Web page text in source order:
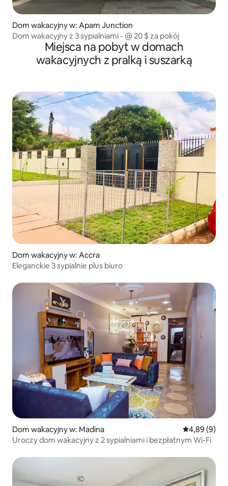
Dom wakacyjny w: Apam Junction
Dom wakacyjny z 3 sypialniami - @ 20 $ za pokój
Miejsca na pobyt w domach
wakacyjnych z pralką i suszarką
Dom wakacyjny w: Accra
Eleganckie 3 sypialnie plus biuro
Dom wakacyjny w: Madina Średnia
4,89 (9)
Uroczy dom wakacyjny z 2 sypialniami i bezpłatnym Wi-Fi